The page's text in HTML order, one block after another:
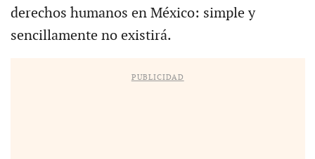
derechos humanos en México: simple y
sencillamente no existirá.
PUBLICIDAD